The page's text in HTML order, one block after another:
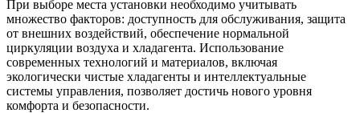
При выборе места установки необходимо учитывать
множество факторов: доступность для обслуживания, защита
от внешних воздействий, обеспечение нормальной
циркуляции воздуха и хладагента. Использование
современных технологий и материалов, включая
экологически чистые хладагенты и интеллектуальные
системы управления, позволяет достичь нового уровня
комфорта и безопасности.